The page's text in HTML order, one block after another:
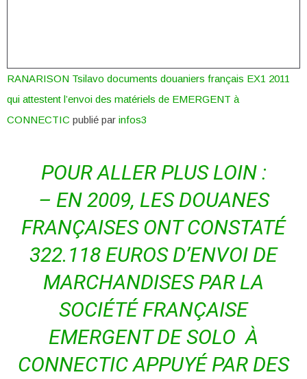
RANARISON Tsilavo documents douaniers français EX1 2011
qui attestent l’envoi des matériels de EMERGENT à
CONNECTIC publié par infos3
POUR ALLER PLUS LOIN :
– EN 2009, LES DOUANES
FRANÇAISES ONT CONSTATÉ
322.118 EUROS D’ENVOI DE
MARCHANDISES PAR LA
SOCIÉTÉ FRANÇAISE
EMERGENT DE SOLO À
CONNECTIC APPUYÉ PAR DES